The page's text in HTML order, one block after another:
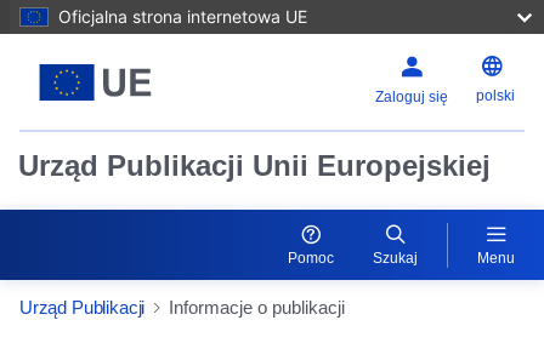
Oficjalna strona internetowa UE
Zaloguj się polski
Urząd Publikacji Unii Europejskiej
Pomoc Szukaj Menu
Urząd Publikacji Informacje o publikacji